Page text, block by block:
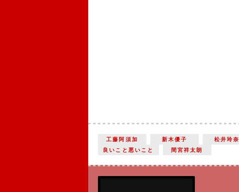
工藤阿須加 新木優子 松井玲奈
良いこと悪いこと
間宮祥太朗